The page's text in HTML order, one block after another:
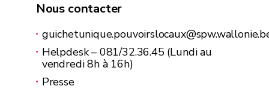
Nous contacter
Helpdesk – 081/32.36.45 (Lundi au
vendredi 8h à 16h)
Presse